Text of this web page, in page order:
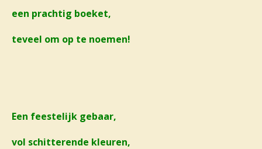
een prachtig boeket,
teveel om op te noemen!
Een feestelijk gebaar,
vol schitterende kleuren,